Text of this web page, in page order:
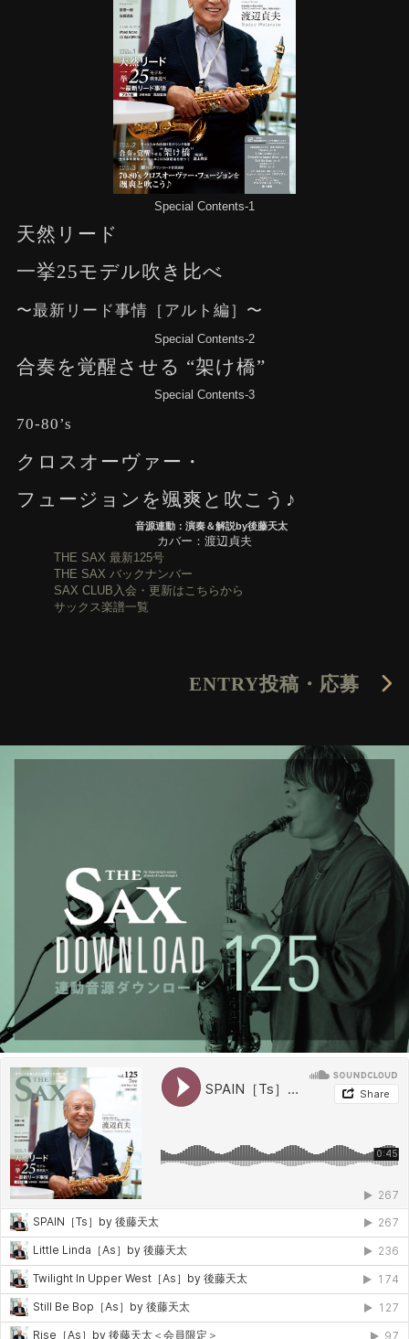
Special Contents-1
天然リード
一挙25モデル吹き比べ
〜最新リード事情［アルト編］〜
Special Contents-2
合奏を覚醒させる “架け橋”
Special Contents-3
70-80’s
クロスオーヴァー・
フュージョンを颯爽と吹こう♪
音源連動：演奏＆解説by後藤天太
カバー：渡辺貞夫
THE SAX 最新125号
THE SAX バックナンバー
SAX CLUB入会・更新はこちらから
サックス楽譜一覧
ENTRY投稿・応募